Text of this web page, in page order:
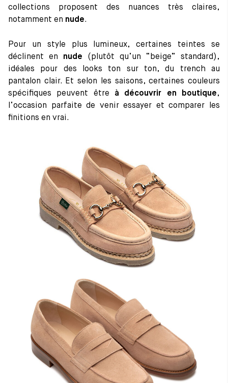
collections proposent des nuances très claires,
notamment en nude.
Pour un style plus lumineux, certaines teintes se
déclinent en nude (plutôt qu’un “beige” standard),
idéales pour des looks ton sur ton, du trench au
pantalon clair. Et selon les saisons, certaines couleurs
spécifiques peuvent être à découvrir en boutique,
l’occasion parfaite de venir essayer et comparer les
finitions en vrai.